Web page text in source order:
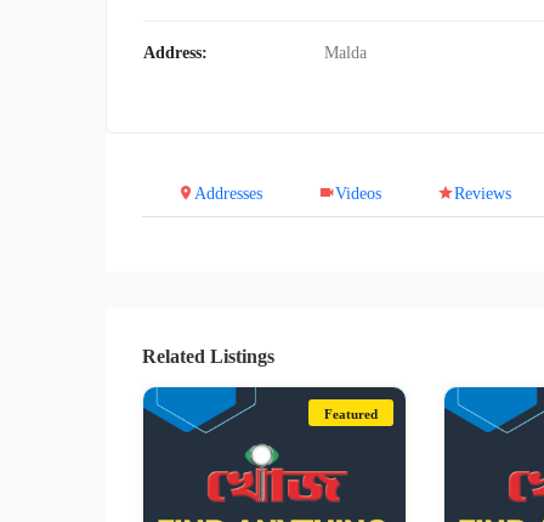
Address: Malda
Addresses Videos Reviews
Related Listings
Featured